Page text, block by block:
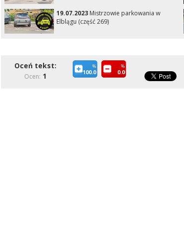
19.07.2023Mistrzowie parkowania w
Elblągu (część 269)
Oceń tekst:
Ocen: 1
%
100.0
%
0.0